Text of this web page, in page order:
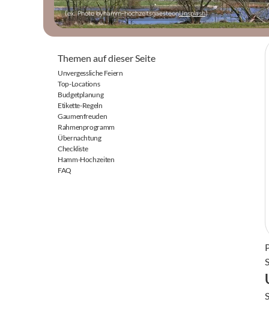
(ex: Photo byhamm-hochzeitsgaesteonUnsplash)
Themen auf dieser Seite
Unvergessliche Feiern
Top-Locations
Budgetplanung
Etikette-Regeln
Gaumenfreuden
Rahmenprogramm
Übernachtung
Checkliste
Hamm-Hochzeiten
FAQ